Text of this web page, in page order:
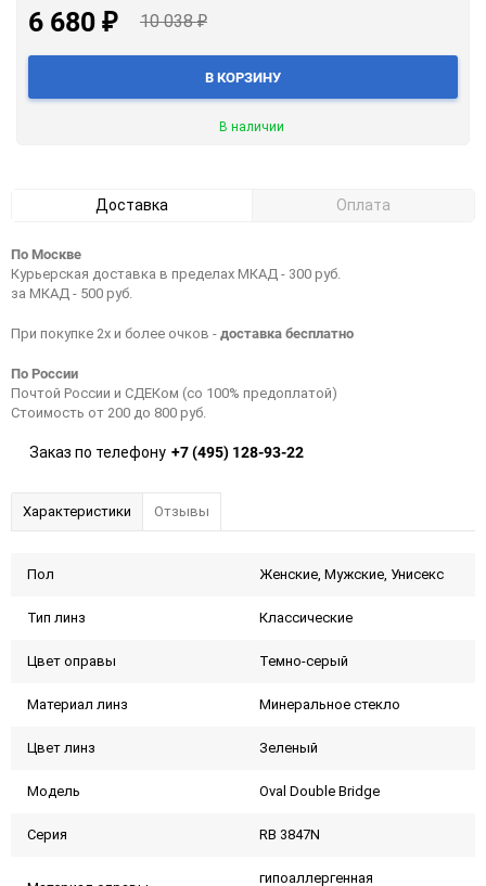
6 680 ₽ 10 038₽
В КОРЗИНУ
В наличии
Доставка Оплата
По Москве
Курьерская доставка в пределах МКАД - 300 руб.
за МКАД - 500 руб.
При покупке 2х и более очков - доставка бесплатно
По России
Почтой России и СДЕКом (со 100% предоплатой)
Стоимость от 200 до 800 руб.
Заказ по телефону +7 (495) 128-93-22
Характеристики Отзывы
Пол Женские, Мужские, Унисекс
Тип линз Классические
Цвет оправы Темно-серый
Материал линз Минеральное стекло
Цвет линз Зеленый
Модель Oval Double Bridge
Серия RB 3847N
гипоаллергенная